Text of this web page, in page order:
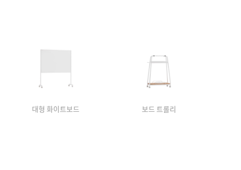
대형 화이트보드 보드 트롤리